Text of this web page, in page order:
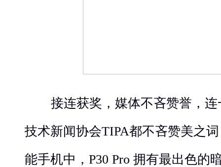
接连获奖 ， 媒体不吝赞誉 ， 连
技术新闻协会TIPA都不吝赞美之
能手机中，P30 Pro 拥有最出色的